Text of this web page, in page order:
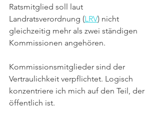
Ratsmitglied soll laut
Landratsverordnung (LRV) nicht
gleichzeitig mehr als zwei ständigen
Kommissionen angehören.
Kommissionsmitglieder sind der
Vertraulichkeit verpflichtet. Logisch
konzentriere ich mich auf den Teil, der
öffentlich ist.